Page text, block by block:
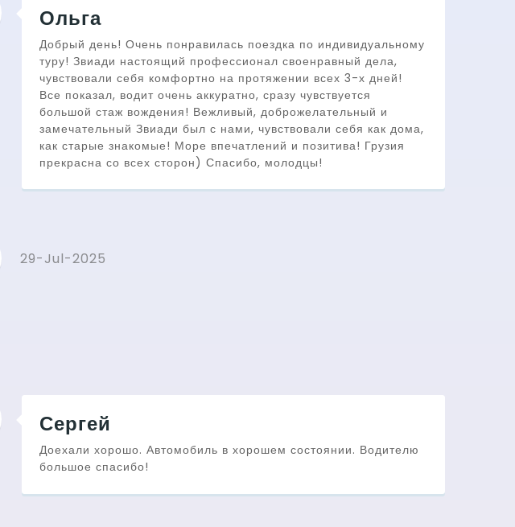
Ольга
Добрый день! Очень понравилась поездка по индивидуальному
туру! Звиади настоящий профессионал своенравный дела,
чувствовали себя комфортно на протяжении всех 3-х дней!
Все показал, водит очень аккуратно, сразу чувствуется
большой стаж вождения! Вежливый, доброжелательный и
замечательный Звиади был с нами, чувствовали себя как дома,
как старые знакомые! Море впечатлений и позитива! Грузия
прекрасна со всех сторон) Спасибо, молодцы!
29-Jul-2025
Сергей
Доехали хорошо. Автомобиль в хорошем состоянии. Водителю
большое спасибо!